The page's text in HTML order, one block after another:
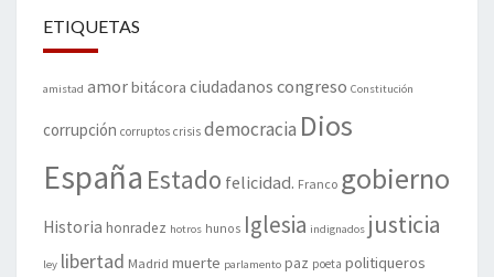
ETIQUETAS
amistad amorbitácora ciudadanos congreso Constitución
corrupción corruptos crisis democracia Dios
España Estado felicidad. Franco gobierno
Historia honradez hotros hunos Iglesia indignados justicia
ley libertad Madrid muerte parlamento paz poeta politiqueros